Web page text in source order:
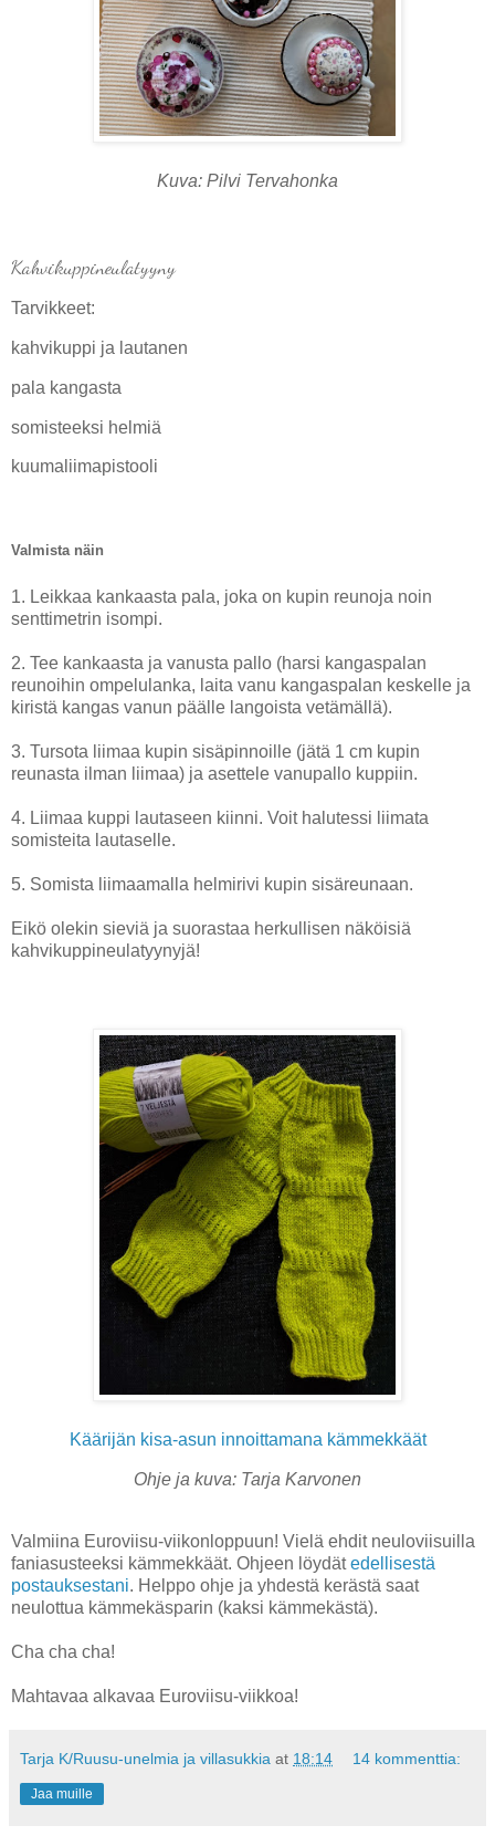
Kuva: Pilvi Tervahonka
Kahvikuppineulatyyny
Tarvikkeet:
kahvikuppi ja lautanen
pala kangasta
somisteeksi helmiä
kuumaliimapistooli
Valmista näin
1. Leikkaa kankaasta pala, joka on kupin reunoja noin
senttimetrin isompi.
2. Tee kankaasta ja vanusta pallo (harsi kangaspalan
reunoihin ompelulanka, laita vanu kangaspalan keskelle ja
kiristä kangas vanun päälle langoista vetämällä).
3. Tursota liimaa kupin sisäpinnoille (jätä 1 cm kupin
reunasta ilman liimaa) ja asettele vanupallo kuppiin.
4. Liimaa kuppi lautaseen kiinni. Voit halutessi liimata
somisteita lautaselle.
5. Somista liimaamalla helmirivi kupin sisäreunaan.
Eikö olekin sieviä ja suorastaa herkullisen näköisiä
kahvikuppineulatyynyjä!
Käärijän kisa-asun innoittamana kämmekkäät
Ohje ja kuva: Tarja Karvonen
Valmiina Euroviisu-viikonloppuun! Vielä ehdit neuloviisuilla
faniasusteeksi kämmekkäät. Ohjeen löydätedellisestä
postauksestani. Helppo ohje ja yhdestä kerästä saat
neulottua kämmekäsparin (kaksi kämmekästä).
Cha cha cha!
Mahtavaa alkavaa Euroviisu-viikkoa!
Tarja K/Ruusu-unelmia ja villasukkia at 18:14 14 kommenttia:
Jaa muille